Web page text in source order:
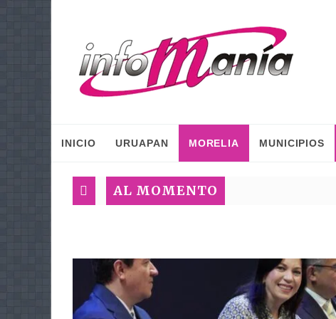
INICIO URUAPAN MORELIA MUNICIPIOS
AL MOMENTO